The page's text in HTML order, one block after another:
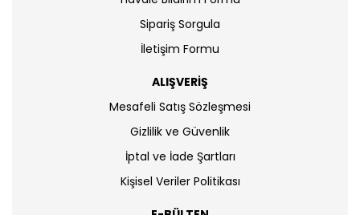
Sipariş Sorgula
İletişim Formu
ALIŞVERİŞ
Mesafeli Satış Sözleşmesi
Gizlilik ve Güvenlik
İptal ve İade Şartları
Kişisel Veriler Politikası